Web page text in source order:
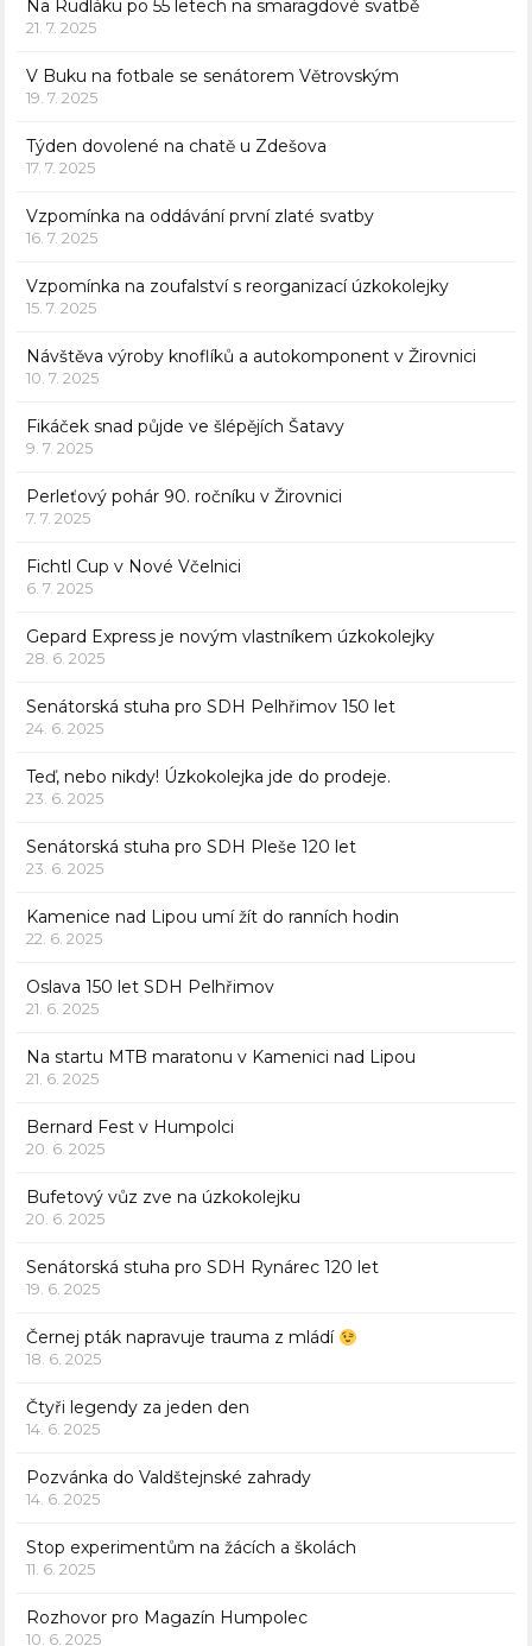
Na Rudláku po 55 letech na smaragdové svatbě
21. 7. 2025
V Buku na fotbale se senátorem Větrovským
19. 7. 2025
Týden dovolené na chatě u Zdešova
17. 7. 2025
Vzpomínka na oddávání první zlaté svatby
16. 7. 2025
Vzpomínka na zoufalství s reorganizací úzkokolejky
15. 7. 2025
Návštěva výroby knoflíků a autokomponent v Žirovnici
10. 7. 2025
Fikáček snad půjde ve šlépějích Šatavy
9. 7. 2025
Perleťový pohár 90. ročníku v Žirovnici
7. 7. 2025
Fichtl Cup v Nové Včelnici
6. 7. 2025
Gepard Express je novým vlastníkem úzkokolejky
28. 6. 2025
Senátorská stuha pro SDH Pelhřimov 150 let
24. 6. 2025
Teď, nebo nikdy! Úzkokolejka jde do prodeje.
23. 6. 2025
Senátorská stuha pro SDH Pleše 120 let
23. 6. 2025
Kamenice nad Lipou umí žít do ranních hodin
22. 6. 2025
Oslava 150 let SDH Pelhřimov
21. 6. 2025
Na startu MTB maratonu v Kamenici nad Lipou
21. 6. 2025
Bernard Fest v Humpolci
20. 6. 2025
Bufetový vůz zve na úzkokolejku
20. 6. 2025
Senátorská stuha pro SDH Rynárec 120 let
19. 6. 2025
Černej pták napravuje trauma z mládí
18. 6. 2025
Čtyři legendy za jeden den
14. 6. 2025
Pozvánka do Valdštejnské zahrady
14. 6. 2025
Stop experimentům na žácích a školách
11. 6. 2025
Rozhovor pro Magazín Humpolec
10. 6. 2025